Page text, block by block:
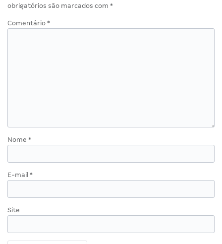
obrigatórios são marcados com *
Comentário *
Nome *
E-mail *
Site